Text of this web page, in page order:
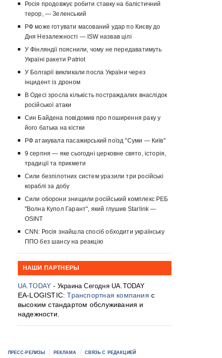
Росія продовжує робити ставку на балістичний
терор, — Зеленський
РФ може готувати масований удар по Києву до
Дня Незалежності — ISW назвав цілі
У Фінляндії пояснили, чому не передаватимуть
Україні ракети Patriot
У Болгарії викликали посла України через
інцидент із дроном
В Одесі зросла кількість постраждалих внаслідок
російської атаки
Син Байдена повідомив про поширення раку у
його батька на кістки
РФ атакувала пасажирський поїзд "Суми — Київ"
9 серпня — яке сьогодні церковне свято, історія,
традиції та прикмети
Сили безпілотних систем уразили три російські
кораблі за добу
Сили оборони знищили російський комплекс РЕБ
"Волна Купол Гарант", який глушив Starlink —
OSINT
CNN: Росія знайшла спосіб обходити українську
ППО без шансу на реакцію
НАШИ ПАРТНЕРЫ
UA.TODAY - Украина Сегодня UA.TODAY
EA-LOGISTIC:Транспортная компания с
высоким стандартом обслуживания и
надежности.
ПРЕСС-РЕЛИЗЫ РЕКЛАМА СВЯЗЬ С РЕДАКЦИЕЙ